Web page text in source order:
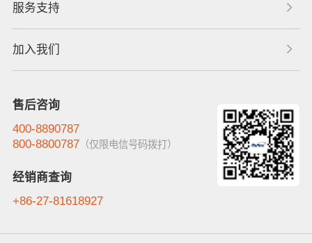
服务支持
加入我们
售后咨询
400-8890787
800-8800787（仅限电信号码拨打）
经销商查询
+86-27-81618927